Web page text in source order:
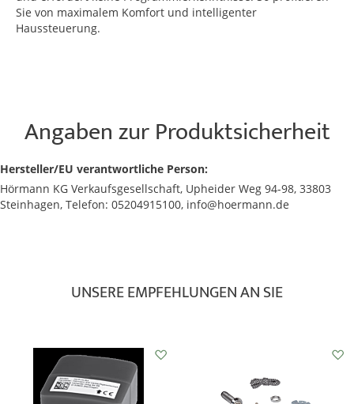
Sie von maximalem Komfort und intelligenter
Haussteuerung.
Angaben zur Produktsicherheit
Hersteller/EU verantwortliche Person:
Hörmann KG Verkaufsgesellschaft, Upheider Weg 94-98, 33803
Steinhagen, Telefon: 05204915100, info@hoermann.de
UNSERE EMPFEHLUNGEN AN SIE